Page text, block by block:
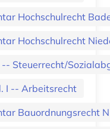
Hochschulrecht
Hochschulrecht
Steuerrecht/
Betriebsrentenrecht. Bd. I -- Arbeitsrecht
Bauordnungsrecht